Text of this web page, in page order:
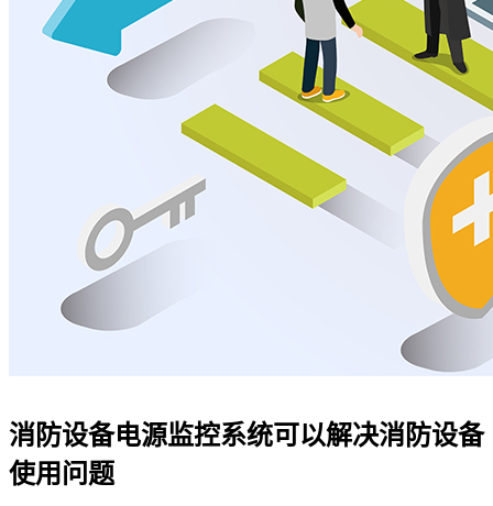
消防设备电源监控系统可以解决消防设备
使用问题